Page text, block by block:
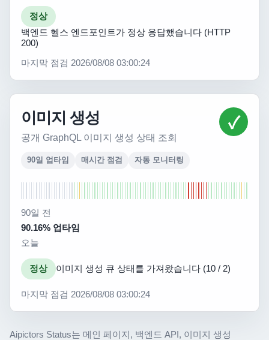
정상
백엔드 헬스 엔드포인트가 정상 응답했습니다 (HTTP
200)
마지막 점검 2026/08/08 03:00:24
이미지 생성
공개 GraphQL 이미지 생성 상태 조회
90일 업타임 매시간 점검 자동 모니터링
✓
90일 전
90.16% 업타임
오늘
정상 이미지 생성 큐 상태를 가져왔습니다 (10 / 2)
마지막 점검 2026/08/08 03:00:24
Aipictors Status는 메인 페이지, 백엔드 API, 이미지 생성